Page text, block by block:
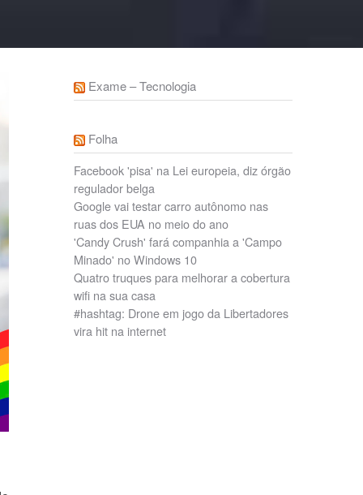
Exame – Tecnologia
Folha
Facebook 'pisa' na Lei europeia, diz órgão
regulador belga
Google vai testar carro autônomo nas
ruas dos EUA no meio do ano
'Candy Crush' fará companhia a 'Campo
Minado' no Windows 10
Quatro truques para melhorar a cobertura
wifi na sua casa
#hashtag: Drone em jogo da Libertadores
vira hit na internet